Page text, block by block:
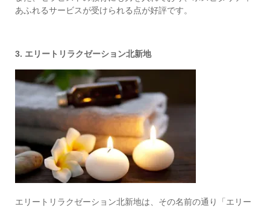
あふれるサービスが受けられる点が好評です。
3. エリートリラクゼーション北新地
エリートリラクゼーション北新地は、その名前の通り「エリー